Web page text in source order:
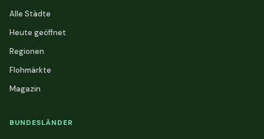
Alle Städte
Heute geöffnet
Regionen
Flohmärkte
Magazin
BUNDESLÄNDER